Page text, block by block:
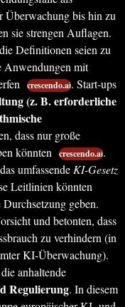
Überwachung bis hin zu
sie strengen Auflagen.
Definitionen seien zu
Anwendungen mit
crescendo.ai. Start-ups
(z. B. erforderliche
dass nur große
könnten
crescendo.ai.
umfassende KI-Gesetz
Leitlinien könnten
geben.
und betonten, dass
zu verhindern (in
KI-Überwachung).
anhaltende
Regulierung. In diesem